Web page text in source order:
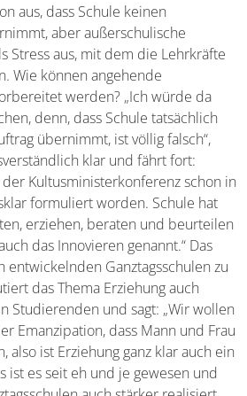
aus, dass Schule keinen
aber außerschulische
Stress aus, mit dem die Lehrkräfte
Wie können angehende
werden? „Ich würde da
denn, dass Schule tatsächlich
übernimmt, ist völlig falsch“,
klar und fährt fort:
der Kultusministerkonferenz schon in
formuliert worden. Schule hat
erziehen, beraten und beurteilen
das Innovieren genannt.“ Das
entwickelnden Ganztagsschulen zu
das Thema Erziehung auch
Studierenden und sagt: „Wir wollen
Emanzipation, dass Mann und Frau
also ist Erziehung ganz klar auch ein
ist es seit eh und je gewesen und